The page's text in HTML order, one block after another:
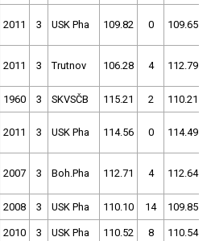
2011 3 USK Pha 109.82 0 109.65
2011 3 Trutnov 106.28 4 112.79
1960 3 SKVSČB 115.21 2 110.21
2011 3 USK Pha 114.56 0 114.49
2007 3 Boh.Pha 112.71 4 112.64
2008 3 USK Pha 110.10 14 109.85
2010 3 USK Pha 110.52 8 110.54